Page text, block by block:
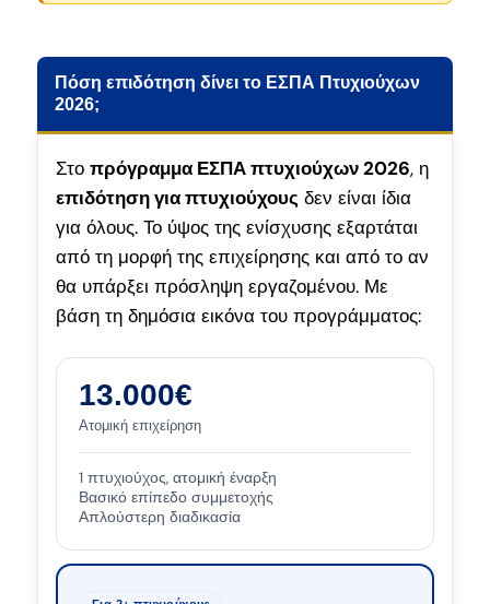
Πόση επιδότηση δίνει το ΕΣΠΑ Πτυχιούχων
2026;
Στο πρόγραμμα ΕΣΠΑ πτυχιούχων 2026, η
επιδότηση για πτυχιούχους δεν είναι ίδια
για όλους. Το ύψος της ενίσχυσης εξαρτάται
από τη μορφή της επιχείρησης και από το αν
θα υπάρξει πρόσληψη εργαζομένου. Με
βάση τη δημόσια εικόνα του προγράμματος:
13.000€
Ατομική επιχείρηση
1 πτυχιούχος, ατομική έναρξη
Βασικό επίπεδο συμμετοχής
Απλούστερη διαδικασία